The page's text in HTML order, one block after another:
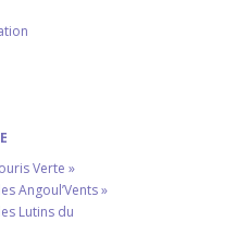
Verte »
Angoul’Vents »
Lutins du